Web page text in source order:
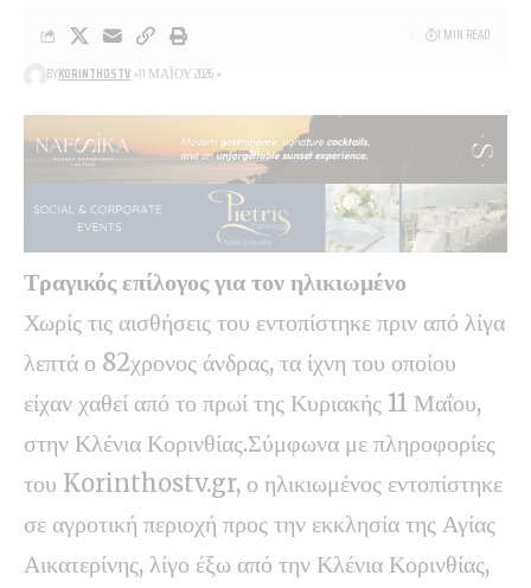
BYKORINTHOSTV 11 ΜΑΪ́ΟΥ 2026
1 MIN READ
Τραγικός επίλογος για τον ηλικιωμένο
Χωρίς τις αισθήσεις του εντοπίστηκε πριν από λίγα
λεπτά ο 82χρονος άνδρας, τα ίχνη του οποίου
είχαν χαθεί από το πρωί της Κυριακής 11 Μαΐου,
στην Κλένια Κορινθίας.Σύμφωνα με πληροφορίες
του Korinthostv.gr, ο ηλικιωμένος εντοπίστηκε
σε αγροτική περιοχή προς την εκκλησία της Αγίας
Αικατερίνης, λίγο έξω από την Κλένια Κορινθίας,